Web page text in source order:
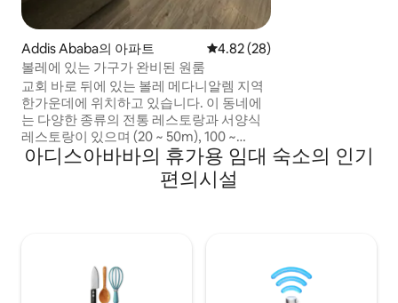
Addis Ababa의 아파트 평점 4.82점(5점 만점), 후기 28
4.82 (28)
볼레에 있는 가구가 완비된 원룸
교회 바로 뒤에 있는 볼레 메다니알렘 지역
한가운데에 위치하고 있습니다. 이 동네에
는 다양한 종류의 전통 레스토랑과 서양식
레스토랑이 있으며 (20 ~ 50m), 100 ~
200m 거리에 다양한 쇼핑 센터가 있습니
다. - 공항에서 1.5km (1마일) 거리. - 메스켈
광장에서 5km (3마일) - 에티오피아 국립박
아디스아바바의 휴가용 임대 숙소의 인기
편의시설